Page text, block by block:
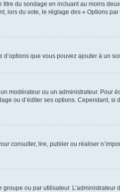
du sondage en incluant au moins
lors du vote, le réglage des « Options
que vous pouvez ajouter à un
modérateur ou un administrateur.
ou d’éditer ses options. Cependant,
consulter, lire, publier ou réaliser
ou par utilisateur.